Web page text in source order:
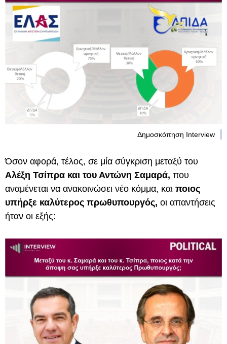
Δημοσκόπηση Interview
Όσον αφορά, τέλος, σε μία σύγκριση μεταξύ του
Αλέξη Τσίπρα και του Αντώνη Σαμαρά, που
αναμένεται να ανακοινώσει νέο κόμμα, και ποιος
υπήρξε καλύτερος πρωθυπουργός, οι απαντήσεις
ήταν οι εξής: